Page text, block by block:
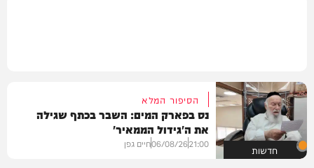
חדשות
הסיפור המלא
נס בפארק המים: השבר בכתף שגילה
את ה'גידול הממאיר'
21:00
06/08/26חיים גפן